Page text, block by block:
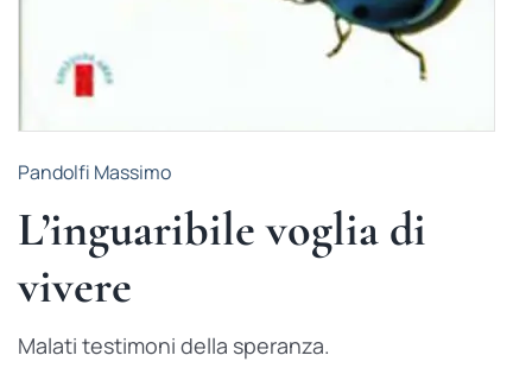
Pandolfi Massimo
L’inguaribile voglia di
vivere
Malati testimoni della speranza.